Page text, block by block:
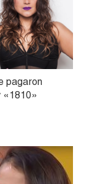
pagaron
«1810»